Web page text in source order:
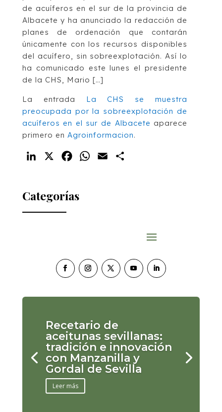
de acuíferos en el sur de la provincia de
Albacete y ha anunciado la redacción de
planes de ordenación que contarán
únicamente con los recursos disponibles
del acuífero, sin sobreexplotación. Así lo
ha comunicado este lunes el presidente
de la CHS, Mario […]
La entrada La CHS se muestra
preocupada por la sobreexplotación de
acuíferos en el sur de Albacete aparece
primero en Agroinformacion.
LinkedIn FacebookWhatsApp
Email
Categorías
Recetario de
aceitunas sevillanas:
tradición e innovación
con Manzanilla y
Gordal de Sevilla
Leer más